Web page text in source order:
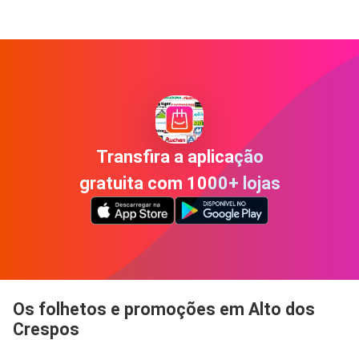
Transfira a aplicação
gratuita com 1000+ lojas
Os folhetos e promoções em Alto dos
Crespos